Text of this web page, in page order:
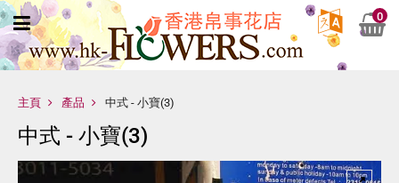
0
主頁 產品 中式 - 小寶(3)
中式 - 小寶(3)